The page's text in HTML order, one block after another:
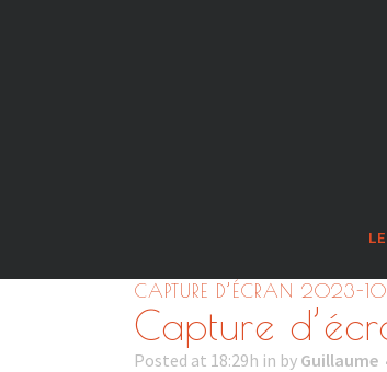
CAPTURE D’ÉCRAN 2023-
Capture
Posted at 18:29h in by Guillaume